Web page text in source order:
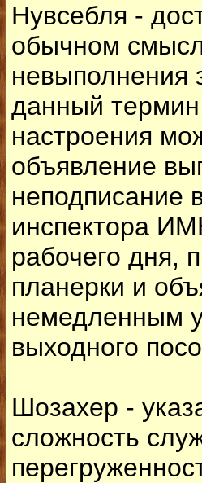
Нувсебля -
обычном
невыполнения
данный
настроения
объявление
неподписание
инспектора
рабочего дня,
планерки и
немедленным
выходного
Шозахер -
сложность